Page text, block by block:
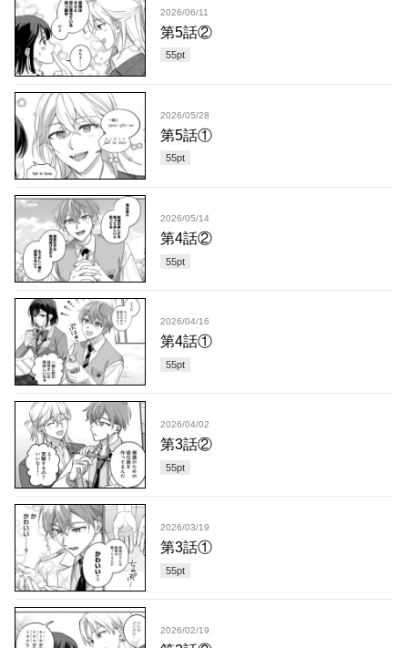
2026/06/11
第5話②
55pt
2026/05/28
第5話①
55pt
2026/05/14
第4話②
55pt
2026/04/16
第4話①
55pt
2026/04/02
第3話②
55pt
2026/03/19
第3話①
55pt
2026/02/19